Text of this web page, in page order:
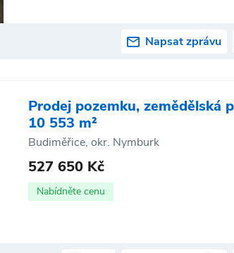
Napsat zprávu
Prodej pozemku, zemědělská
10 553 m²
Budiměřice, okr. Nymburk
527 650 Kč
Nabídněte cenu